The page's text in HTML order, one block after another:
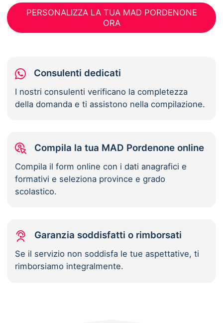
PERSONALIZZA LA TUA MAD PORDENONE
ORA
Consulenti dedicati
I nostri consulenti verificano la completezza
della domanda e ti assistono nella compilazione.
Compila la tua MAD Pordenone online
Compila il form online con i dati anagrafici e
formativi e seleziona province e grado
scolastico.
Garanzia soddisfatti o rimborsati
Se il servizio non soddisfa le tue aspettative, ti
rimborsiamo integralmente.